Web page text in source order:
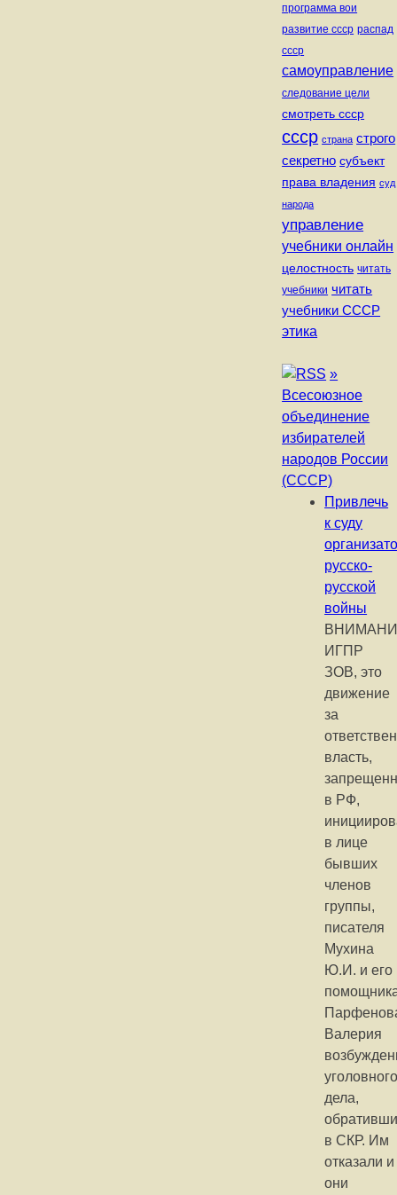
программа вои
развитие ссср распад
ссср
самоуправление
следование цели
смотреть ссср
ссср страна строго
секретно субъект
права владения суд
народа
управление
учебники онлайн
целостность читать
учебники читать
учебники СССР
этика
»
Всесоюзное
объединение
избирателей
народов России
(СССР)
Привлечь
к суду
русско-
русской
войны
ИГПР
ЗОВ, это
движение
за
власть,
в РФ,
в лице
бывших
членов
группы,
писателя
Мухина
Ю.И. и его
Валерия
дела,
в СКР. Им
отказали и
они